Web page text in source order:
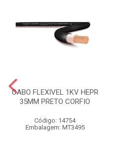
CABO FLEXIVEL 1KV HEPR
35MM PRETO CORFIO
Código: 14754
Embalagem: MT3495